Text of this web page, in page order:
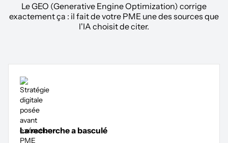
Le GEO (Generative Engine Optimization) corrige
exactement ça : il fait de votre PME une des sources que
l'IA choisit de citer.
La recherche a basculé